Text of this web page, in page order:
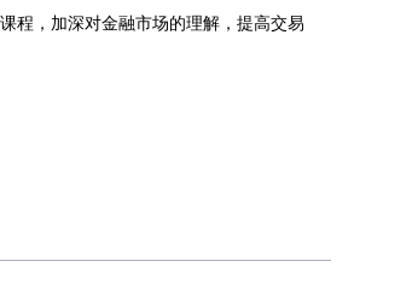
程，加深对金融市场的理解，提高交易